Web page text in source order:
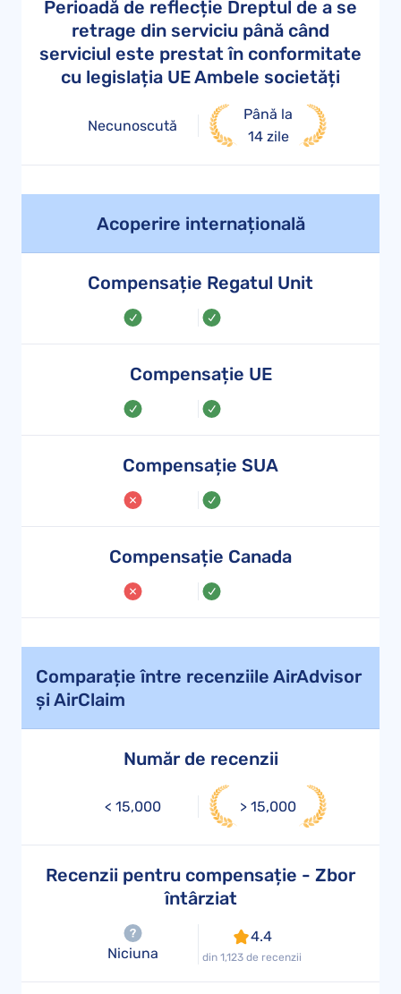
Perioadă de reflecție Dreptul de a se
retrage din serviciu până când
serviciul este prestat în conformitate
cu legislația UE Ambele societăți
Necunoscută
Până la
14 zile
Acoperire internațională
Compensație Regatul Unit
Compensație UE
Compensație SUA
Compensație Canada
Comparație între recenziile AirAdvisor
și AirClaim
Număr de recenzii
< 15,000 > 15,000
Recenzii pentru compensație - Zbor
întârziat
Niciuna
4.4
din 1,123 de recenzii